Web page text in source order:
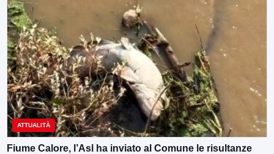
ATTUALITÀ
Fiume Calore, l’Asl ha inviato al Comune le risultanze